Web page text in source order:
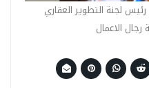
لجنة التطوير العقاري
رجال الاعمال